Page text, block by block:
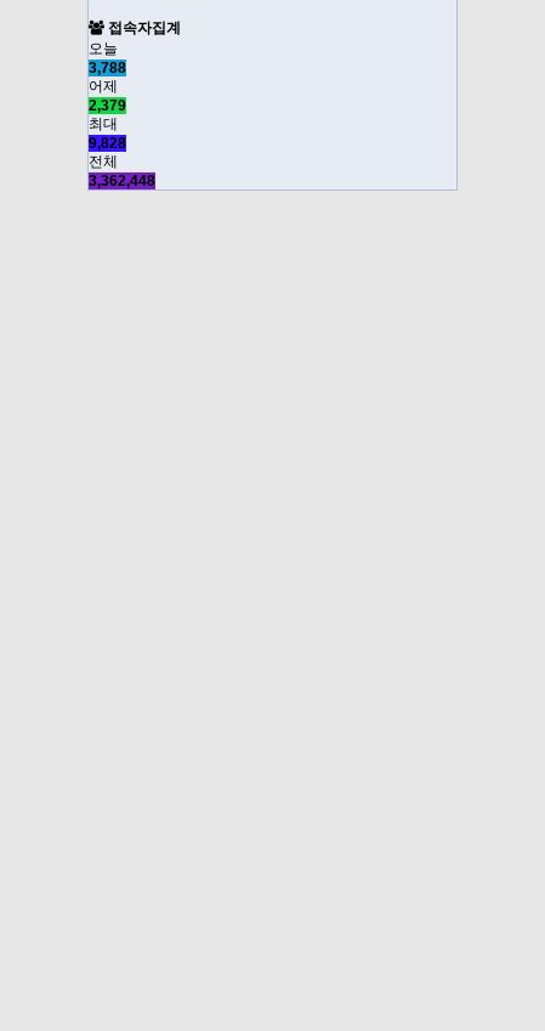
접속자집계
오늘
3,788
어제
2,379
최대
9,828
전체
3,362,448